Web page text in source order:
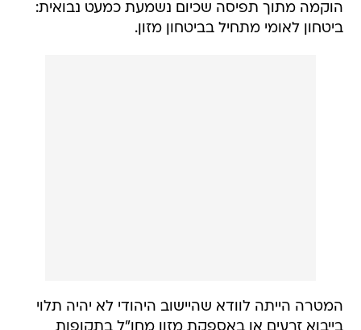
הוקמה מתוך תפיסה שכיום נשמעת כמעט נבואית:
ביטחון לאומי מתחיל בביטחון מזון.
המטרה הייתה לוודא שהיישוב היהודי לא יהיה תלוי